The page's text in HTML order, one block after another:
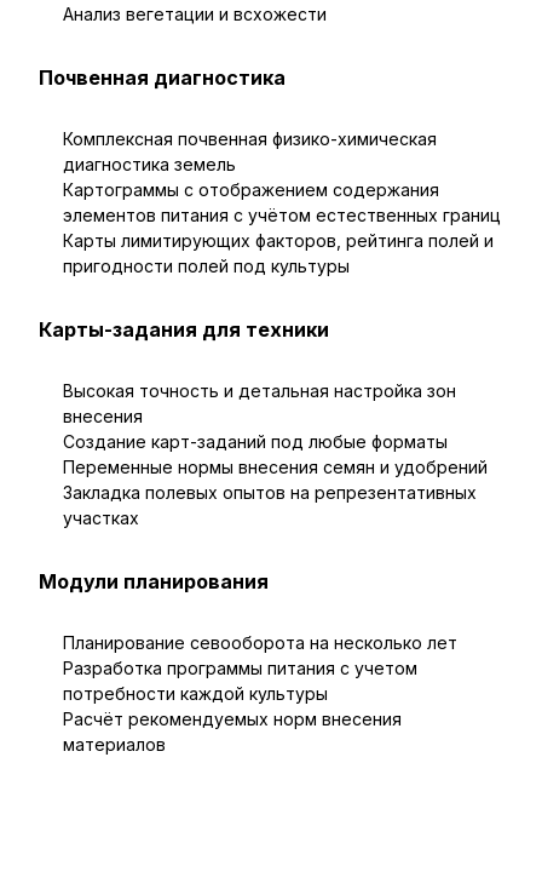
Анализ вегетации и всхожести
Почвенная диагностика
Комплексная почвенная физико-химическая
диагностика земель
Картограммы с отображением содержания
элементов питания с учётом естественных границ
Карты лимитирующих факторов, рейтинга полей и
пригодности полей под культуры
Карты-задания для техники
Высокая точность и детальная настройка зон
внесения
Создание карт-заданий под любые форматы
Переменные нормы внесения семян и удобрений
Закладка полевых опытов на репрезентативных
участках
Модули планирования
Планирование севооборота на несколько лет
Разработка программы питания с учетом
потребности каждой культуры
Расчёт рекомендуемых норм внесения
материалов